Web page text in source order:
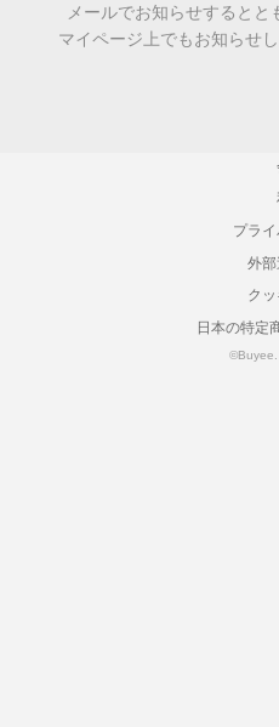
メールでお知らせするとと
マイページ上でもお知らせ
プラ
外
ク
日本の特定
©Buyee.